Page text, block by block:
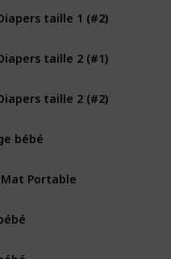
taille 1 (#2)
taille 2 (#1)
taille 2 (#2)
bébé
Portable